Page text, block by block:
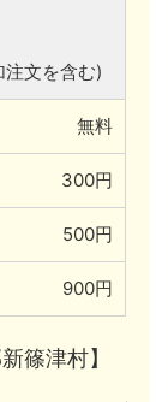
文を含む)
無料
300円
500円
900円
篠津村】